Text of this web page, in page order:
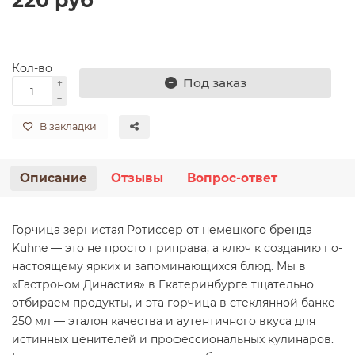
Кол-во
Под заказ
В закладки
Описание Отзывы Вопрос-ответ
Горчица зернистая Ротиссер от немецкого бренда
Kuhne — это не просто приправа, а ключ к созданию по-
настоящему ярких и запоминающихся блюд. Мы в
«Гастроном Династия» в Екатеринбурге тщательно
отбираем продукты, и эта горчица в стеклянной банке
250 мл — эталон качества и аутентичного вкуса для
истинных ценителей и профессиональных кулинаров.